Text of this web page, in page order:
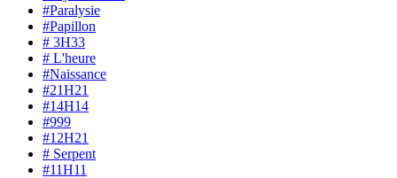
#Paralysie
#Papillon
# 3H33
# L'heure
#Naissance
#21H21
#14H14
#999
#12H21
# Serpent
#11H11